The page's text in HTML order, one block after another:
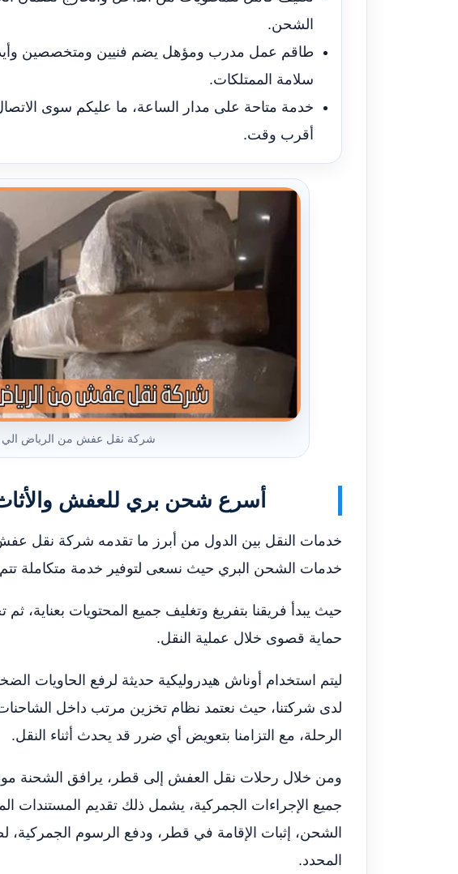
الشحن.
طاقم عمل مدرب ومؤهل يضم فنيين ومتخصصين
سلامة الممتلكات.
خدمة متاحة على مدار الساعة، ما عليكم سوى
أقرب وقت.
شركة نقل عفش من الرياض الي
أسرع شحن بري للعفش
خدمات النقل بين الدول من أبرز ما تقدمه شركة نقل
خدمات الشحن البري حيث نسعى لتوفير خدمة متكاملة
حيث يبدأ فريقنا بتفريغ وتغليف جميع المحتويات بعناية،
حماية قصوى خلال عملية النقل.
ليتم استخدام أوناش هيدروليكية حديثة لرفع الحاويات
لدى شركتنا، حيث نعتمد نظام تخزين مرتب داخل
الرحلة، مع التزامنا بتعويض أي ضرر قد يحدث أثناء النقل.
ومن خلال رحلات نقل العفش إلى قطر، يرافق الشحنة
جميع الإجراءات الجمركية، يشمل ذلك تقديم المستندات
الشحن، إثبات الإقامة في قطر، ودفع الرسوم الجمركية،
المحدد.